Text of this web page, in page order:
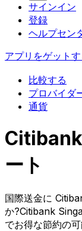
サインイン
登録
ヘルプセン
アプリをゲットす
比較する
プロバイダ
通貨
ート
国際送金に
か?Citibank
でお得な節約の